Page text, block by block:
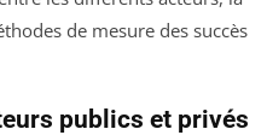
de mesure des succès
publics et privés